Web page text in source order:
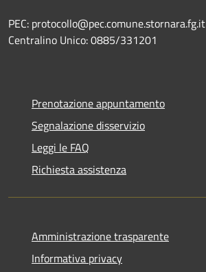
PEC: protocollo@pec.comune.stornara.fg.it
Centralino Unico: 0885/331201
Prenotazione appuntamento
Segnalazione disservizio
Leggi le FAQ
Richiesta assistenza
Amministrazione trasparente
Informativa privacy